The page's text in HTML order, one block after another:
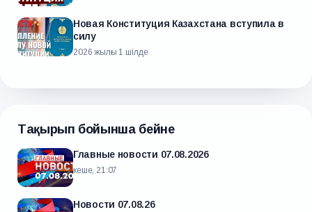
Новая Конституция Казахстана вступила в
силу
2026 жылғы 1 шілде
Тақырып бойынша бейне
Главные новости 07.08.2026
кеше, 21:07
Новости 07.08.26